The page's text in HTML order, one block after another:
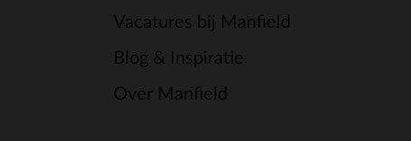
Vacatures bij Manfield
Blog & Inspiratie
Over Manfield